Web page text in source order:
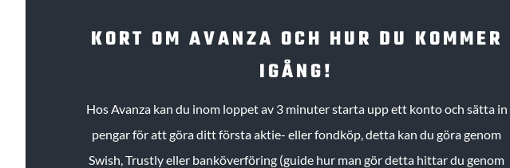
KORT OM AVANZA OCH HUR DU KOMMER
IGÅNG!
Hos Avanza kan du inom loppet av 3 minuter starta upp ett konto och sätta in
pengar för att göra ditt första aktie- eller fondköp, detta kan du göra genom
Swish, Trustly eller banköverföring (guide hur man gör detta hittar du genom